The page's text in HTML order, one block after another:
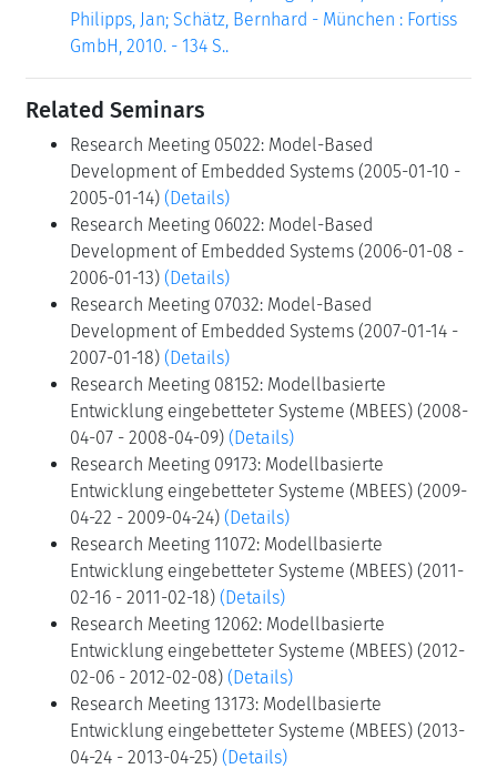
Philipps, Jan; Schätz, Bernhard - München : Fortiss
GmbH, 2010. - 134 S..
Related Seminars
Research Meeting 05022: Model-Based
Development of Embedded Systems (2005-01-10 -
2005-01-14) (Details)
Research Meeting 06022: Model-Based
Development of Embedded Systems (2006-01-08 -
2006-01-13) (Details)
Research Meeting 07032: Model-Based
Development of Embedded Systems (2007-01-14 -
2007-01-18) (Details)
Research Meeting 08152: Modellbasierte
Entwicklung eingebetteter Systeme (MBEES) (2008-
04-07 - 2008-04-09) (Details)
Research Meeting 09173: Modellbasierte
Entwicklung eingebetteter Systeme (MBEES) (2009-
04-22 - 2009-04-24) (Details)
Research Meeting 11072: Modellbasierte
Entwicklung eingebetteter Systeme (MBEES) (2011-
02-16 - 2011-02-18) (Details)
Research Meeting 12062: Modellbasierte
Entwicklung eingebetteter Systeme (MBEES) (2012-
02-06 - 2012-02-08) (Details)
Research Meeting 13173: Modellbasierte
Entwicklung eingebetteter Systeme (MBEES) (2013-
04-24 - 2013-04-25) (Details)